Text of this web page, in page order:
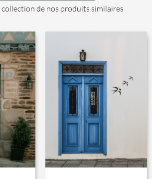
collection de nos produits similaires